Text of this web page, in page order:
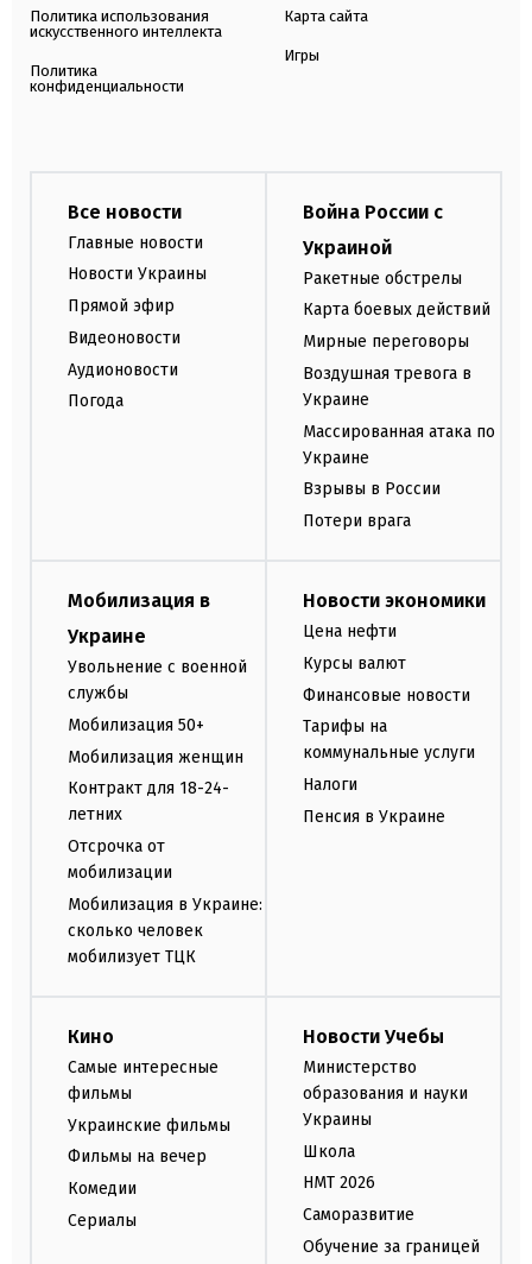
Политика использования
искусственного интеллекта
Политика
конфиденциальности
Карта сайта
Игры
Все новости
Главные новости
Новости Украины
Прямой эфир
Видеоновости
Аудионовости
Погода
Война России с
Украиной
Ракетные обстрелы
Карта боевых действий
Мирные переговоры
Воздушная тревога в
Украине
Массированная атака по
Украине
Взрывы в России
Потери врага
Мобилизация в
Украине
Увольнение с военной
службы
Мобилизация 50+
Мобилизация женщин
Контракт для 18-24-
летних
Отсрочка от
мобилизации
Мобилизация в Украине:
сколько человек
мобилизует ТЦК
Новости экономики
Цена нефти
Курсы валют
Финансовые новости
Тарифы на
коммунальные услуги
Налоги
Пенсия в Украине
Кино
Самые интересные
фильмы
Украинские фильмы
Фильмы на вечер
Комедии
Сериалы
Новости Учебы
Министерство
образования и науки
Украины
Школа
НМТ 2026
Саморазвитие
Обучение за границей